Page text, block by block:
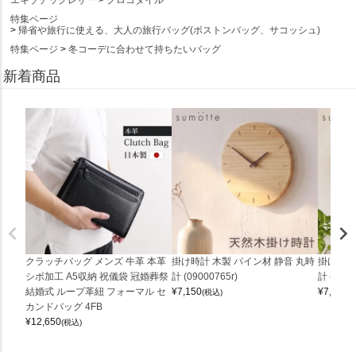
特集ページ
帰省や旅行に使える、大人の旅行バッグ(ボストンバッグ、サコッシュ)
特集ページ
冬コーデに合わせて持ちたいバッグ
新着商品
クラッチバッグ メンズ 牛革 本革
シボ加工 A5収納 祝儀袋 冠婚葬祭
結婚式 ループ革紐 フォーマル セ
カンドバッグ 4FB
¥12,650(税込)
掛け時計 木製 パイン材 静音 丸時
計 (09000765r)
¥7,150(税込)
掛け時
計
¥7,150